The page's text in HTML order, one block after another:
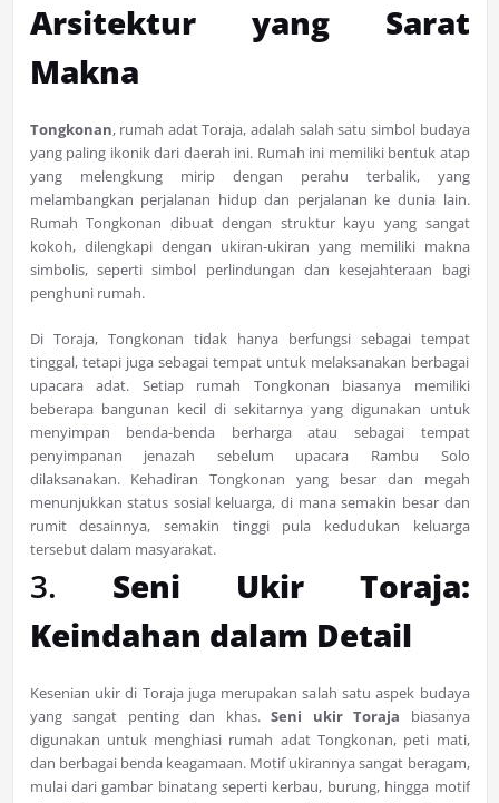
Arsitektur yang Sarat
Makna
Tongkonan, rumah adat Toraja, adalah salah satu simbol budaya
yang paling ikonik dari daerah ini. Rumah ini memiliki bentuk atap
yang melengkung mirip dengan perahu terbalik, yang
melambangkan perjalanan hidup dan perjalanan ke dunia lain.
Rumah Tongkonan dibuat dengan struktur kayu yang sangat
kokoh, dilengkapi dengan ukiran-ukiran yang memiliki makna
simbolis, seperti simbol perlindungan dan kesejahteraan bagi
penghuni rumah.
Di Toraja, Tongkonan tidak hanya berfungsi sebagai tempat
tinggal, tetapi juga sebagai tempat untuk melaksanakan berbagai
upacara adat. Setiap rumah Tongkonan biasanya memiliki
beberapa bangunan kecil di sekitarnya yang digunakan untuk
menyimpan benda-benda berharga atau sebagai tempat
penyimpanan jenazah sebelum upacara Rambu Solo
dilaksanakan. Kehadiran Tongkonan yang besar dan megah
menunjukkan status sosial keluarga, di mana semakin besar dan
rumit desainnya, semakin tinggi pula kedudukan keluarga
tersebut dalam masyarakat.
3. Seni Ukir Toraja:
Keindahan dalam Detail
Kesenian ukir di Toraja juga merupakan salah satu aspek budaya
yang sangat penting dan khas. Seni ukir Toraja biasanya
digunakan untuk menghiasi rumah adat Tongkonan, peti mati,
dan berbagai benda keagamaan. Motif ukirannya sangat beragam,
mulai dari gambar binatang seperti kerbau, burung, hingga motif